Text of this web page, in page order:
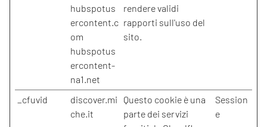
hubspotus
ercontent.c
om
hubspotus
ercontent-
na1.net
rendere validi
rapporti sull'uso del
sito.
_cfuvid
discover.mi
che.it
Questo cookie è una
parte dei servizi
Session
e